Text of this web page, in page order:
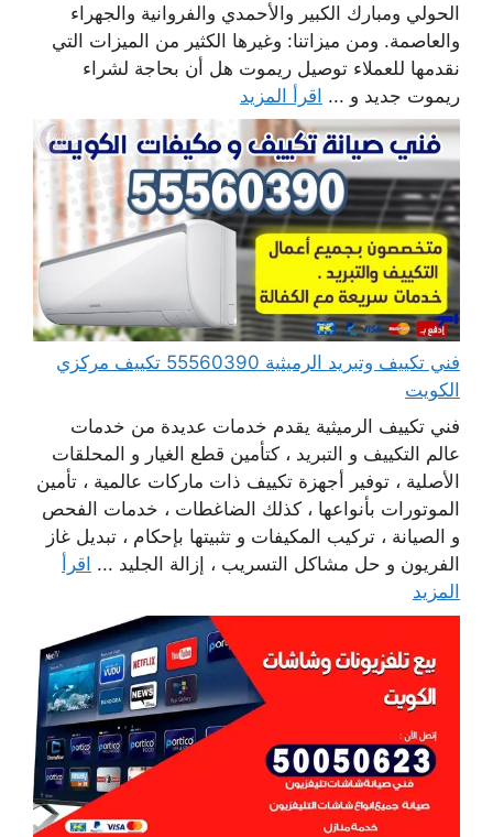
الحولي ومبارك الكبير والأحمدي والفروانية والجهراء
والعاصمة. ومن ميزاتنا: وغيرها الكثير من الميزات التي
نقدمها للعملاء توصيل ريموت هل أن بحاجة لشراء
ريموت جديد و ... اقرأ المزيد
فني تكييف وتبريد الرميثية 55560390 تكييف مركزي
الكويت
فني تكييف الرميثية يقدم خدمات عديدة من خدمات
عالم التكييف و التبريد ، كتأمين قطع الغيار و المحلقات
الأصلية ، توفير أجهزة تكييف ذات ماركات عالمية ، تأمين
الموتورات بأنواعها ، كذلك الضاغطات ، خدمات الفحص
و الصيانة ، تركيب المكيفات و تثبيتها بإحكام ، تبديل غاز
الفريون و حل مشاكل التسريب ، إزالة الجليد ... اقرأ
المزيد